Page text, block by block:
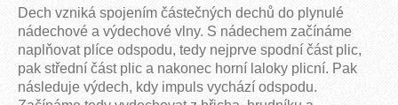
Dech vzniká spojením částečných dechů do plynulé
nádechové a výdechové vlny. S nádechem začínáme
naplňovat plíce odspodu, tedy nejprve spodní část plic,
pak střední část plic a nakonec horní laloky plicní. Pak
následuje výdech, kdy impuls vychází odspodu.